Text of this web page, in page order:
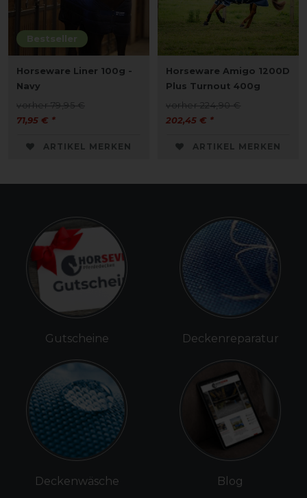
Bestseller
Horseware Liner 100g -
Navy
vorher 79,95 €
71,95 € *
ARTIKEL MERKEN
Horseware Amigo 1200D
Plus Turnout 400g
vorher 224,90 €
202,45 € *
ARTIKEL MERKEN
Gutscheine
Deckenwäsche
Deckenreparatur
Blog